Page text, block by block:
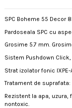
SPC Boheme 55 Decor
Pardoseala SPC cu
Grosime 5.7 mm.
Sistem Pushdown
Strat izolator fonic
Tratament de suprafata:
Rezistent la apa, uzura,
nontoxic.